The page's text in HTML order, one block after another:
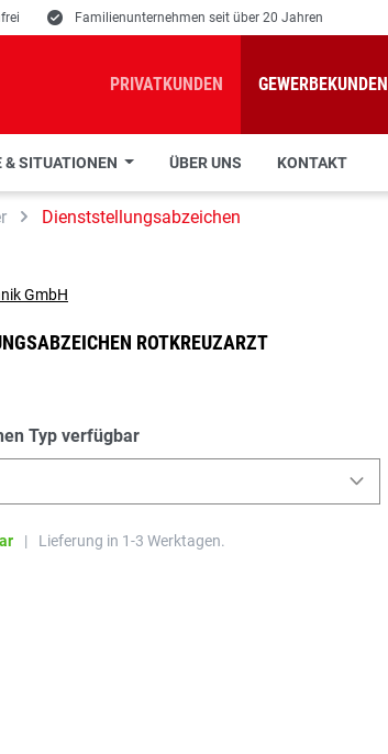
E Familienunternehmen seit über 20 Jahren
PRIVATKUNDEN GEWERBEKUNDEN
& SITUATIONEN ÜBER UNS KONTAKT
Dienststellungsabzeichen
ROTKREUZARZT
Typ verfügbar
| Lieferung in 1-3 Werktagen.